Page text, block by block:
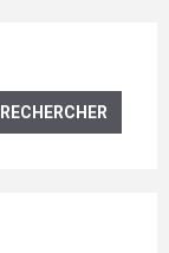
RECHERCHER